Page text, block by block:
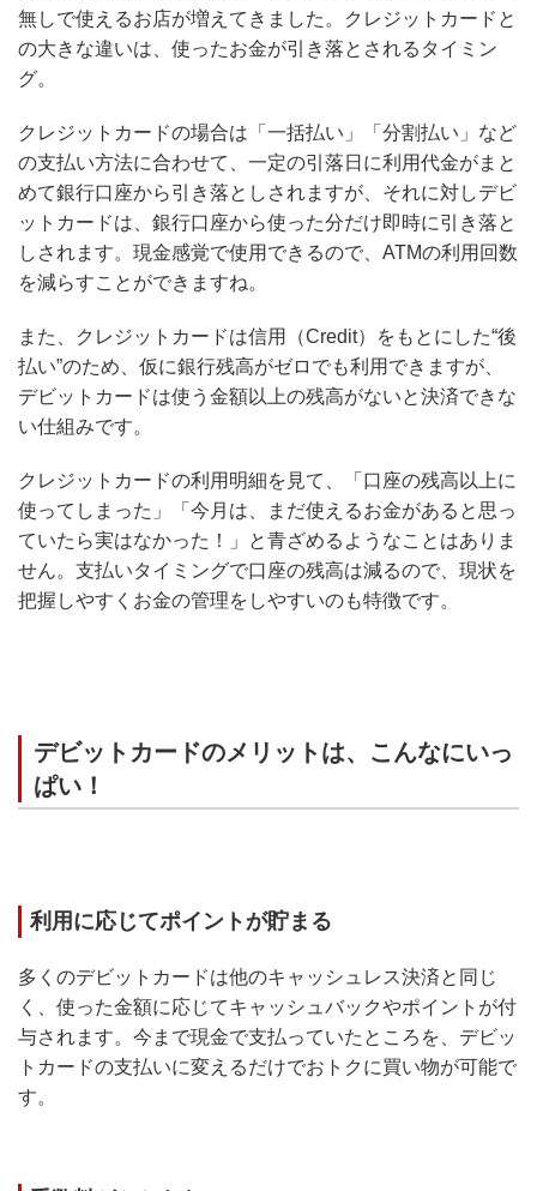
無しで使えるお店が増えてきました。クレジットカードと
の大きな違いは、使ったお金が引き落とされるタイミン
グ。
クレジットカードの場合は「一括払い」「分割払い」など
の支払い方法に合わせて、一定の引落日に利用代金がまと
めて銀行口座から引き落としされますが、それに対しデビ
ットカードは、銀行口座から使った分だけ即時に引き落と
しされます。現金感覚で使用できるので、ATMの利用回数
を減らすことができますね。
また、クレジットカードは信用（Credit）をもとにした“後
払い”のため、仮に銀行残高がゼロでも利用できますが、
デビットカードは使う金額以上の残高がないと決済できな
い仕組みです。
クレジットカードの利用明細を見て、「口座の残高以上に
使ってしまった」「今月は、まだ使えるお金があると思っ
ていたら実はなかった！」と青ざめるようなことはありま
せん。支払いタイミングで口座の残高は減るので、現状を
把握しやすくお金の管理をしやすいのも特徴です。
デビットカードのメリットは、こんなにいっ
ぱい！
利用に応じてポイントが貯まる
多くのデビットカードは他のキャッシュレス決済と同じ
く、使った金額に応じてキャッシュバックやポイントが付
与されます。今まで現金で支払っていたところを、デビッ
トカードの支払いに変えるだけでおトクに買い物が可能で
す。